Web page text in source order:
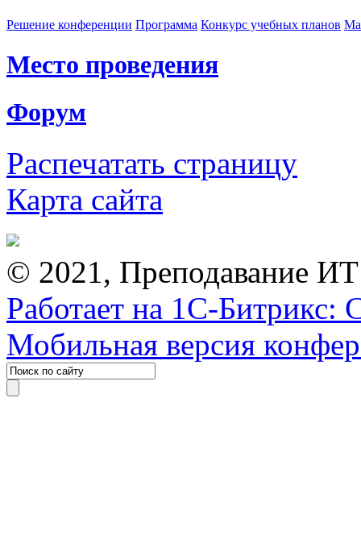
Решение конференции Программа Конкурс учебных планов
Место проведения
Форум
Распечатать страницу
Карта сайта
© 2021, Преподавание
Работает на 1С-Битрикс:
Мобильная версия